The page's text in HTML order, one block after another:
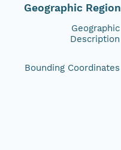
Geographic Region
Geographic
Description
Bounding Coordinates